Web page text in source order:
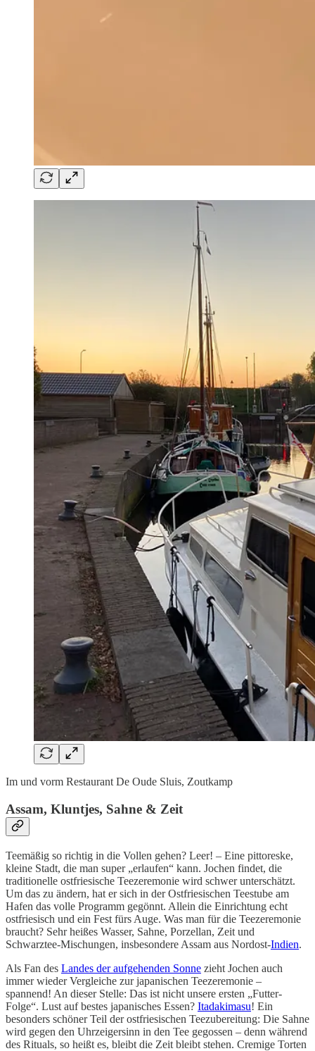
Im und vorm Restaurant De Oude Sluis, Zoutkamp
Assam, Kluntjes, Sahne & Zeit
Teemäßig so richtig in die Vollen gehen? Leer! – Eine pittoreske,
kleine Stadt, die man super „erlaufen“ kann. Jochen findet, die
traditionelle ostfriesische Teezeremonie wird schwer unterschätzt.
Um das zu ändern, hat er sich in der Ostfriesischen Teestube am
Hafen das volle Programm gegönnt. Allein die Einrichtung echt
ostfriesisch und ein Fest fürs Auge. Was man für die Teezeremonie
braucht? Sehr heißes Wasser, Sahne, Porzellan, Zeit und
Schwarztee-Mischungen, insbesondere Assam aus Nordost-Indien.
Als Fan des Landes der aufgehenden Sonne zieht Jochen auch
immer wieder Vergleiche zur japanischen Teezeremonie –
spannend! An dieser Stelle: Das ist nicht unsere ersten „Futter-
Folge“. Lust auf bestes japanisches Essen? Itadakimasu! Ein
besonders schöner Teil der ostfriesischen Teezubereitung: Die Sahne
wird gegen den Uhrzeigersinn in den Tee gegossen – denn während
des Rituals, so heißt es, bleibt die Zeit bleibt stehen. Cremige Torten